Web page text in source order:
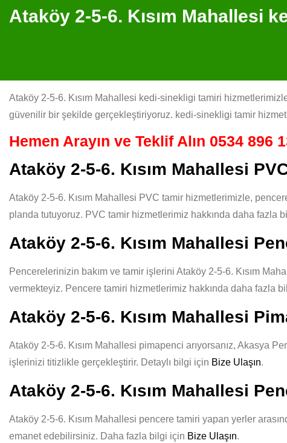
Ataköy 2-5-6. Kısım Mahallesi
Ataköy 2-5-6. Kısım Mahallesi kedi-sinekligi tamiri
güvenilir bir şekilde gerçekleştiriyoruz. kedi-sinekligi tamir
Hemen Arayın ve Teklif Alın 0534 896
Ataköy 2-5-6. Kısım Mahallesi
Ataköy 2-5-6. Kısım Mahallesi PVC tamir hizmetlerimizle,
planda tutuyoruz. PVC tamir hizmetlerimiz hakkında daha fazla
Ataköy 2-5-6. Kısım Mahallesi
Pencerelerinizin bakım ve tamir işlerini Ataköy 2-5-6. Kısım
vermekteyiz. Pencere tamiri hizmetlerimiz hakkında daha fazla
Ataköy 2-5-6. Kısım Mahallesi
Ataköy 2-5-6. Kısım Mahallesi pimapenci arıyorsanız, Akasya
işlerinizi titizlikle gerçekleştirir. Detaylı bilgi için Bize Ulaşın.
Ataköy 2-5-6. Kısım Mahallesi
Ataköy 2-5-6. Kısım Mahallesi pencere tamiri yapan yerler
emanet edebilirsiniz. Daha fazla bilgi için Bize Ulaşın.